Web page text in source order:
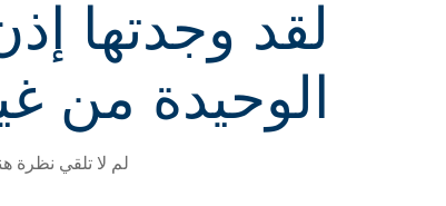
لقد وجدتها
الوحيدة من
لم لا تلقي نظرة